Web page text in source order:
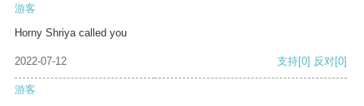
游客
Horny Shriya called you
2022-07-12 支持[0] 反对[0]
游客